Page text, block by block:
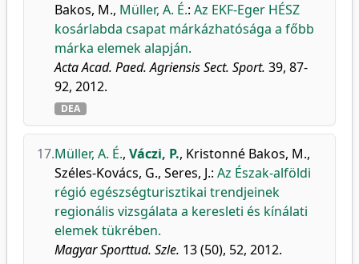
Bakos, M., Müller, A. É.: Az EKF-Eger HÉSZ
kosárlabda csapat márkázhatósága a főbb
márka elemek alapján.
Acta Acad. Paed. Agriensis Sect. Sport. 39, 87-
92, 2012.
DEA
17.Müller, A. É., Váczi, P., Kristonné Bakos, M.,
Széles-Kovács, G., Seres, J.: Az Észak-alföldi
régió egészségturisztikai trendjeinek
regionális vizsgálata a keresleti és kínálati
elemek tükrében.
Magyar Sporttud. Szle. 13 (50), 52, 2012.